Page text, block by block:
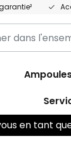
en tant